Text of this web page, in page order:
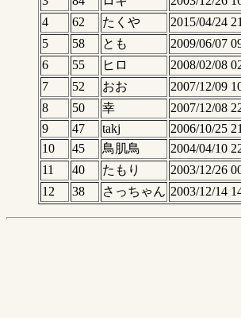
4
62 たくや 2015/04/24
5
58 とも 2009/06/07
6
55 ヒロ 2008/02/08
7
52 おお 2007/12/09
8
50 幸 2007/12/08
9
47 takj 2006/10/25
10
45 鳥肌鳥 2004/04/10
11
40 たもり 2003/12/26
12
38 さっちゃん 2003/12/14